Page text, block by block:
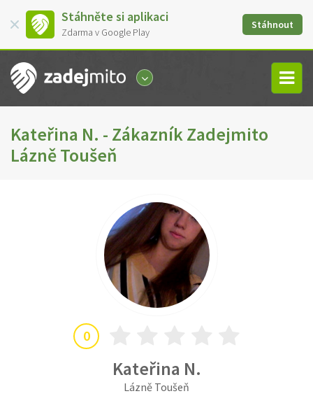
Stáhněte si aplikaci
Zdarma v Google Play
Stáhnout
Kateřina N. - Zákazník Zadejmito
Lázně Toušeň
0
Kateřina N.
Lázně Toušeň